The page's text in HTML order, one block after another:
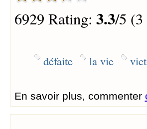
6929 Rating: 3.3/5 (3
défaite la vie
En savoir plus, commenter